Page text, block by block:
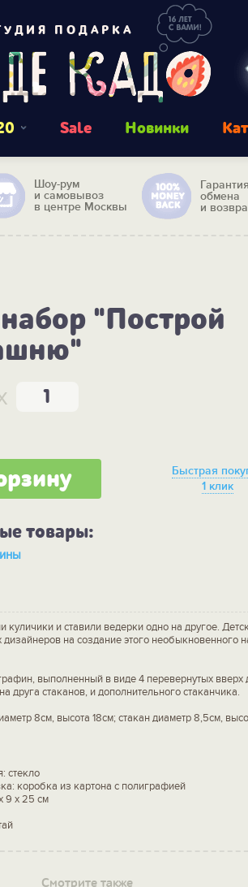
ПОДАРКА
Sale Новинки
Шоу-рум
и самовывоз
в центре Москвы
Гарантия
обмена
и
"Построй
Быстрая
1 клик
товары:
куличики и ставили ведерки одно на другое.
дизайнеров на создание этого необыкновенного
выполненный в виде 4 перевернутых вверх
друга стаканов, и дополнительного стаканчика.
8см, высота 18см; стакан диаметр 8,5см,
стекло
коробка из картона с полиграфией
9 x 25 см
Смотрите также